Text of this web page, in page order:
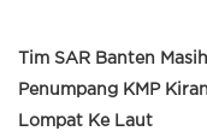
Tim SAR Banten
Penumpang KMP
Lompat Ke Laut